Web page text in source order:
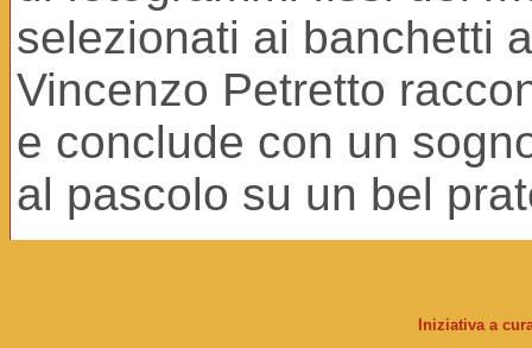
selezionati ai banchetti
Vincenzo Petretto
e conclude con un
al pascolo su un bel
Iniziativa a